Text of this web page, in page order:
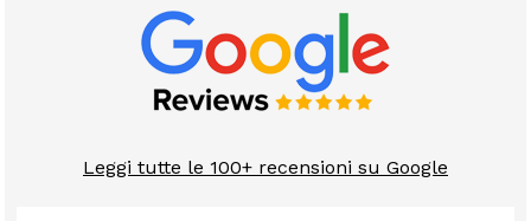
Leggi tutte le 100+ recensioni su Google